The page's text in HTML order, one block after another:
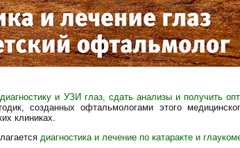
и УЗИ глаз, сдать анализы и получить
созданных офтальмологами этого
клиниках.
диагностика и лечение по катаракте и